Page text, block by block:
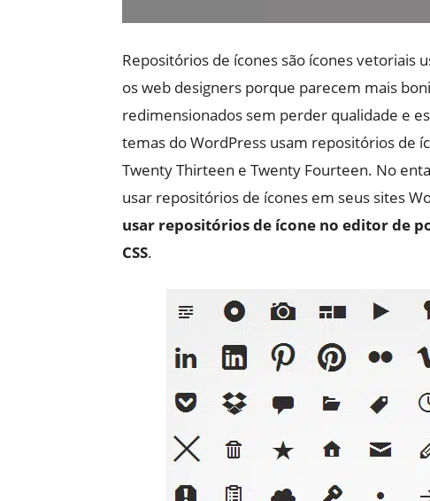
Repositórios de ícones são ícones vetoriais
os web designers porque parecem mais
redimensionados sem perder qualidade e
temas do WordPress usam repositórios de
Twenty Thirteen e Twenty Fourteen. No
usar repositórios de ícones em seus sites
usar repositórios de ícone no editor de
CSS.